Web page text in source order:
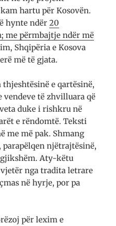
hartu për Kosovën.
hynte ndër20
me përmbajtje ndër më
Shqipëria e Kosova
më të gjata.
e qartësinë,
vendeve të zhvilluara që
duke i rishkru në
e rëndomtë. Teksti
me më pak. Shmang
njëtrajtësinë,
Aty-këtu
nga tradita letrare
në hyrje, por pa
për lexim e